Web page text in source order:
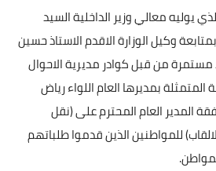
يوليه معالي وزير الداخلية السيد
وكيل الوزارة الاقدم الاستاذ حسين
من قبل كوادر مديرية الاحوال
المتمثلة بمديرها العام اللواء رياض
المدير العام المحترم على (نقل
للمواطنين الذين قدموا طلباتهم